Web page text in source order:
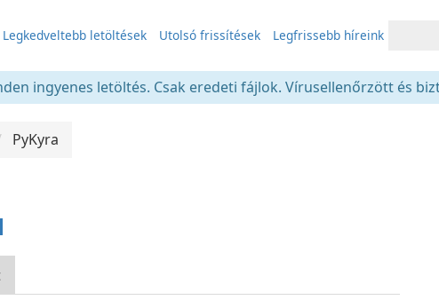
Legkedveltebb letöltések Utolsó frissítések Legfrissebb híreink
ingyenes letöltés. Csak eredeti fájlok. Vírusellenőrzött és
PyKyra